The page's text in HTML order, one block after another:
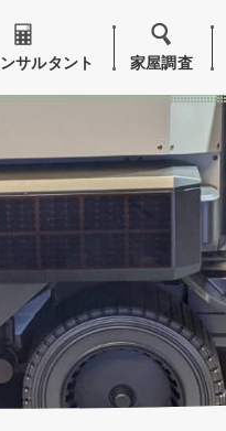
サルタント 家屋調査